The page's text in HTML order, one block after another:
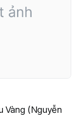
Vàng (Nguyễn